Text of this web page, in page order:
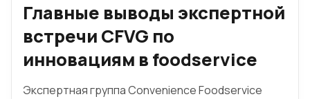
Главные выводы экспертной
встречи CFVG по
инновациям в foodservice
Экспертная группа Convenience Foodservice